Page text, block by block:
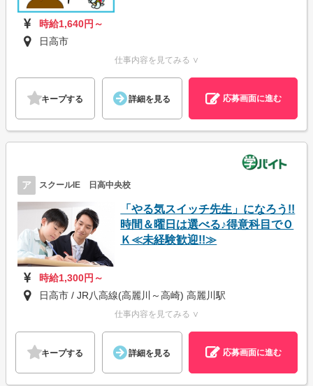
時給1,640円～
日高市
仕事内容を見てみる ∨
キープする 詳細を見る 応募画面に進む
ア スクールIE 日高中央校
「やる気スイッチ先生」になろう!!
時間＆曜日は選べる♪得意科目でＯ
Ｋ≪未経験歓迎!!≫
時給1,300円～
日高市 / JR八高線(高麗川～高崎) 高麗川駅
仕事内容を見てみる ∨
キープする 詳細を見る 応募画面に進む